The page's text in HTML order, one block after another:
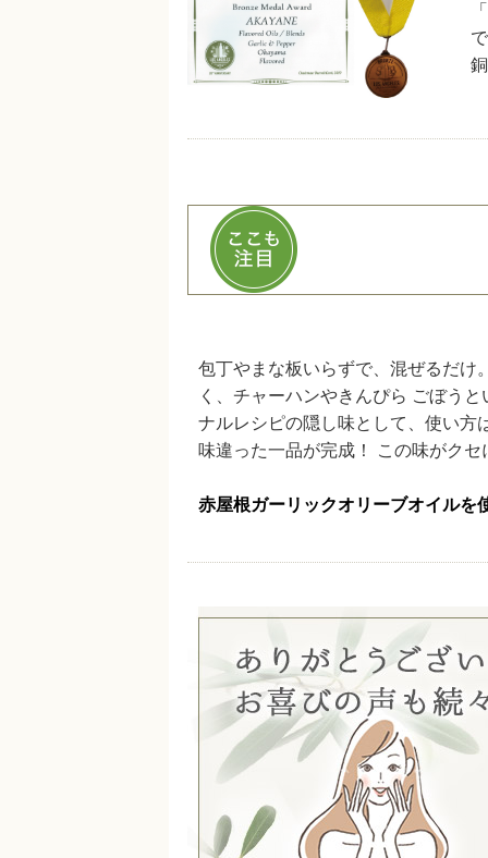
包丁やまな板いらずで、混ぜるだけ
く、チャーハンやきんぴら ごぼう
ナルレシピの隠し味として、使い方
味違った一品が完成！ この味がク
赤屋根ガーリックオリーブオイルを